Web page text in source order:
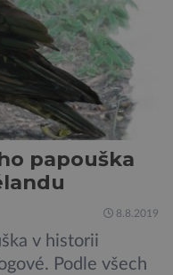
detaily
objektů, […]
papouška
8.8.2019
v historii
Podle všech